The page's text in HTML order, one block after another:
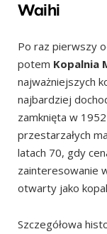
Waihi
Po raz pierwszy
potem Kopalnia
najważniejszych
najbardziej
zamknięta w
przestarzałych
latach 70, gdy
zainteresowanie
otwarty jako
Szczegółowa